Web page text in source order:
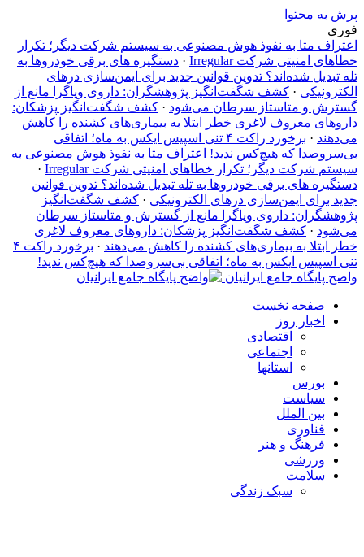
پرش به محتوا
فوری
اعتراف متا به نفوذ هوش مصنوعی به سیستم شرکت دیگر؛ تکرار
خطاهای امنیتی شرکت Irregular
· دستگیره‌ های برقی خودروها به
تله تبدیل شده‌اند؟ تدوین قوانین جدید برای ایمن‌سازی درهای
الکترونیکی · کشف شگفت‌انگیز پژوهشگران: داروی ویاگرا مانع از
گسترش و متاستاز سرطان می‌شود · کشف شگفت‌انگیز پزشکان:
داروهای معروف لاغری خطر ابتلا به بیماری‌های کشنده را کاهش
می‌دهند ·
برخورد راکت ۴ تنی اسپیس ایکس به ماه؛ اتفاقی
بی‌سروصدا که هیچ‌کس ندید!
اعتراف متا به نفوذ هوش مصنوعی به
سیستم شرکت دیگر؛ تکرار خطاهای امنیتی شرکت Irregular
·
دستگیره‌ های برقی خودروها به تله تبدیل شده‌اند؟ تدوین قوانین
جدید برای ایمن‌سازی درهای الکترونیکی · کشف شگفت‌انگیز
پژوهشگران: داروی ویاگرا مانع از گسترش و متاستاز سرطان
می‌شود · کشف شگفت‌انگیز پزشکان: داروهای معروف لاغری
خطر ابتلا به بیماری‌های کشنده را کاهش می‌دهند ·
برخورد راکت ۴
تنی اسپیس ایکس به ماه؛ اتفاقی بی‌سروصدا که هیچ‌کس ندید!
واضح پایگاه جامع ایرانیان
صفحه نخست
اخبار روز
اقتصادی
اجتماعی
استانها
بورس
سیاست
بین الملل
فناوری
فرهنگ و هنر
ورزشی
سلامت
سبک زندگی